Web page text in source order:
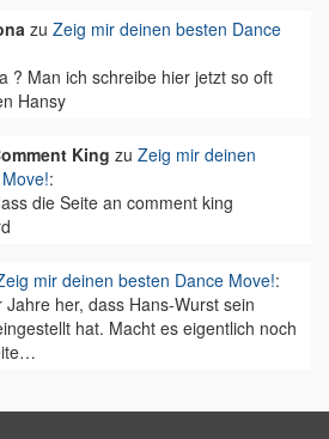
zu Zeig mir deinen besten Dance
? Man ich schreibe hier jetzt so oft
Hansy
King zu Zeig mir deinen
:
die Seite an comment king
mir deinen besten Dance Move!:
Jahre her, dass Hans-Wurst sein
hat. Macht es eigentlich noch